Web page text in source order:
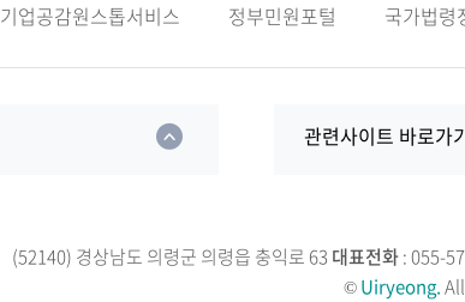
기업공감원스톱서비스 정부민원포털 국가법령
관련사이트 바로가
(52140) 경상남도 의령군 의령읍 충익로 63 대표전화: 055-
©Uiryeong.